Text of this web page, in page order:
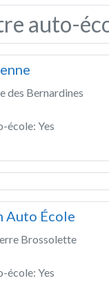
auto-
des Bernardines
école: Yes
Auto École
Brossolette
école: Yes